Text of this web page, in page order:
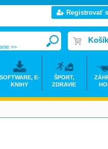
Registrovať
>>
SOFTWARE, E-
KNIHY
ŠPORT,
ZDRAVIE